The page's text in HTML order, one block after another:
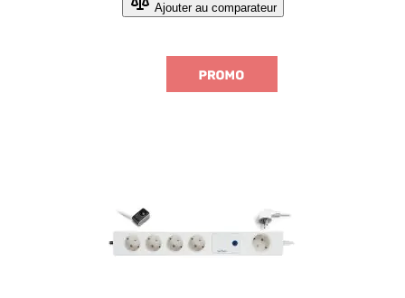
Ajouter au comparateur